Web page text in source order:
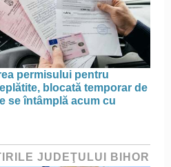
permisului pentru
blocată temporar de
se întâmplă acum cu
JUDEŢULUI BIHOR